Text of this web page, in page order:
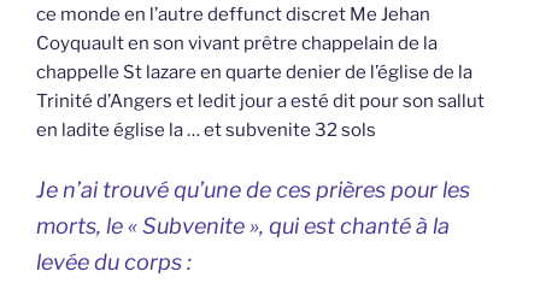
ce monde en l’autre deffunct discret Me Jehan
Coyquault en son vivant prêtre chappelain de la
chappelle St lazare en quarte denier de l’église de la
Trinité d’Angers et ledit jour a esté dit pour son sallut
en ladite église la … et subvenite 32 sols
Je n’ai trouvé qu’une de ces prières pour les
morts, le « Subvenite », qui est chanté à la
levée du corps :